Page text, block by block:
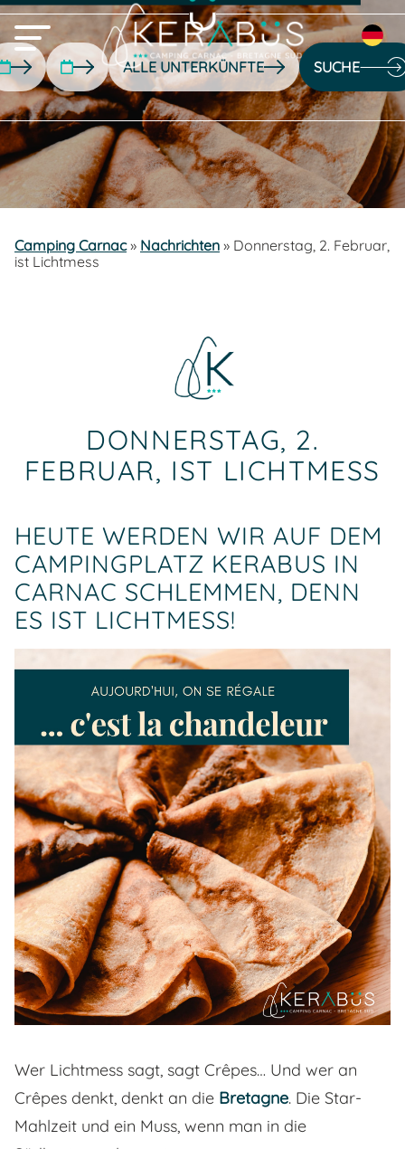
SUCHE
Camping Carnac» Nachrichten » Donnerstag, 2. Februar,
ist Lichtmess
DONNERSTAG, 2.
FEBRUAR, IST LICHTMESS
HEUTE WERDEN WIR AUF DEM
CAMPINGPLATZ KERABUS IN
CARNAC SCHLEMMEN, DENN
ES IST LICHTMESS!
Wer Lichtmess sagt, sagt Crêpes… Und wer an
Crêpes denkt, denkt an die Bretagne. Die Star-
Mahlzeit und ein Muss, wenn man in die